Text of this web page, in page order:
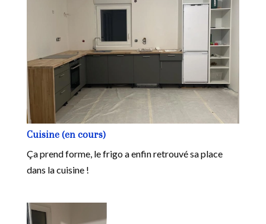
Cuisine (en cours)
Ça prend forme, le frigo a enfin retrouvé sa place
dans la cuisine !